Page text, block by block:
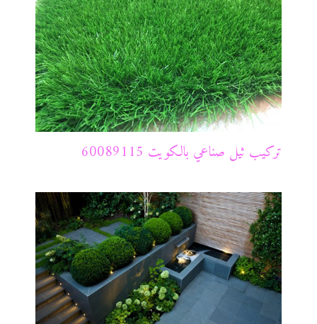
تركيب ثيل صناعي بالكويت 60089115